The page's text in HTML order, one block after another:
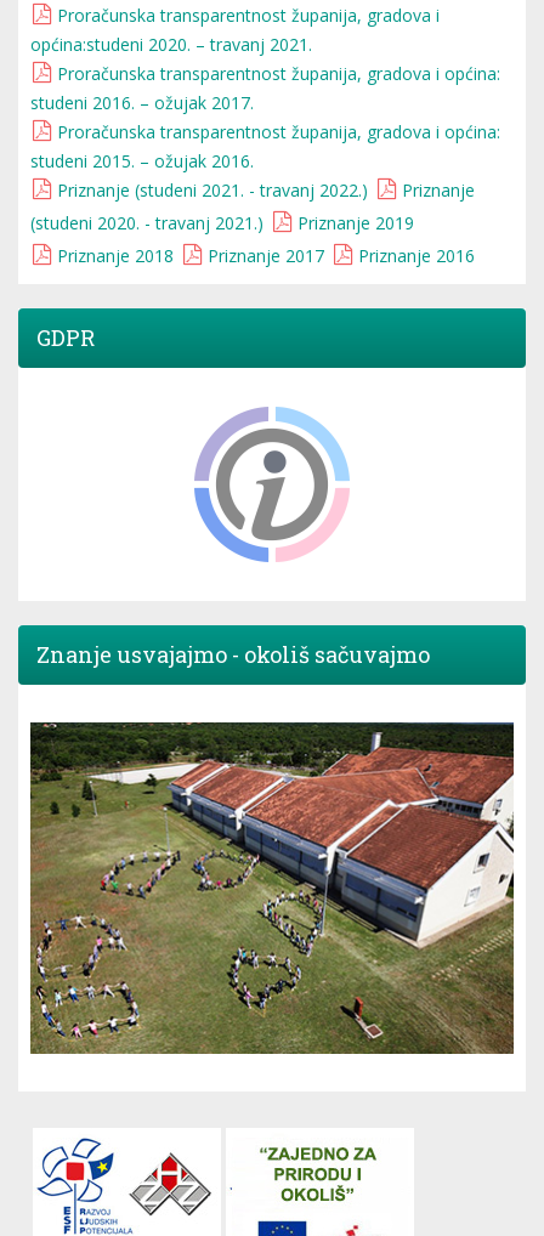
Proračunska transparentnost županija, gradova i
općina:studeni 2020. – travanj 2021.
Proračunska transparentnost županija, gradova i općina:
studeni 2016. – ožujak 2017.
Proračunska transparentnost županija, gradova i općina:
studeni 2015. – ožujak 2016.
Priznanje (studeni 2021. - travanj 2022.)
Priznanje
(studeni 2020. - travanj 2021.)
Priznanje 2019
Priznanje 2018
Priznanje 2017 Priznanje 2016
GDPR
Znanje usvajajmo - okoliš sačuvajmo